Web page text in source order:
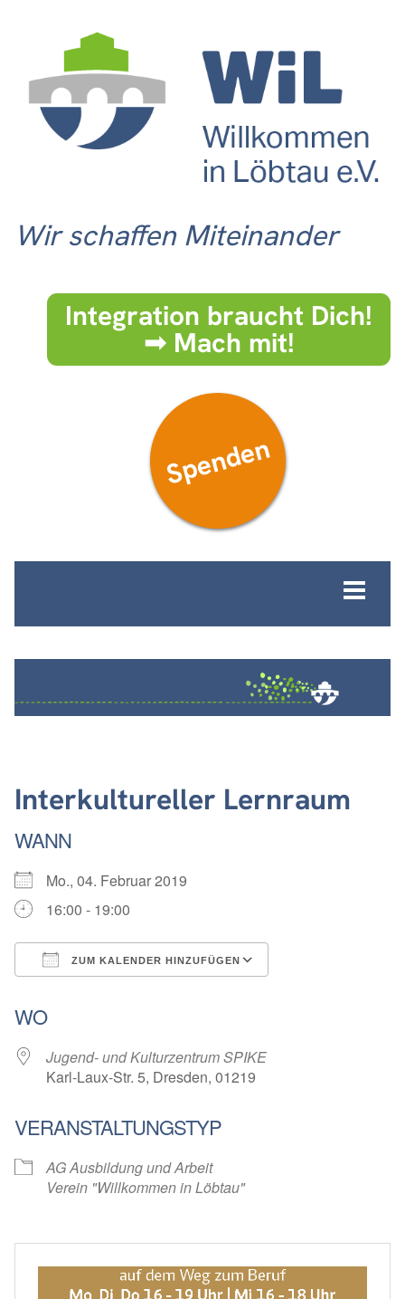
Wir schaffen Miteinander
Integration braucht Dich!
➟ Mach mit!
Spenden
Interkultureller Lernraum
WANN
Mo., 04. Februar 2019
16:00 - 19:00
ZUM KALENDER HINZUFÜGEN
WO
Jugend- und Kulturzentrum SPIKE
Karl-Laux-Str. 5, Dresden, 01219
VERANSTALTUNGSTYP
AG Ausbildung und Arbeit
Verein "Willkommen in Löbtau"